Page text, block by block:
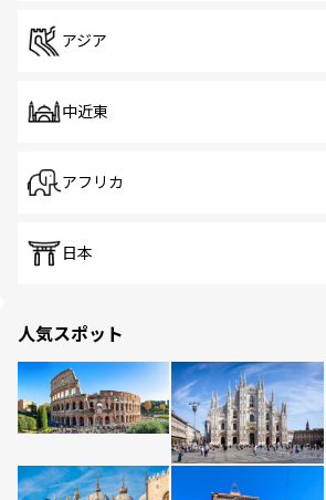
アジア
中近東
アフリカ
日本
人気スポット